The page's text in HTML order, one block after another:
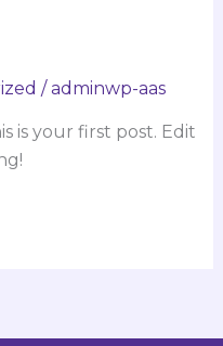
/ adminwp-aas
is your first post. Edit